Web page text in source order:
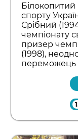
спорту
Срібний
чемпіонату
призер
(1998),
переможець